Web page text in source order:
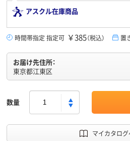
アスクル在庫商品
時間帯指定 指定可 ￥385（税込） 置
お届け先住所：
東京都江東区
数量
マイカタロ